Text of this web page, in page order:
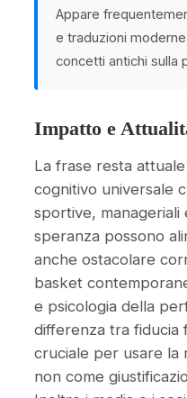
Appare
e traduzioni
concetti antichi sulla
Impatto e
La frase resta
cognitivo universale
sportive, manageriali
speranza possono
anche ostacolare
basket
e psicologia della
differenza tra fiducia
cruciale per usare la
non come